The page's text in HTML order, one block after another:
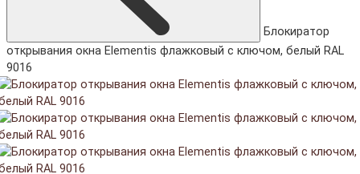
Блокиратор
открывания окна Elementis флажковый с ключом, белый RAL
9016